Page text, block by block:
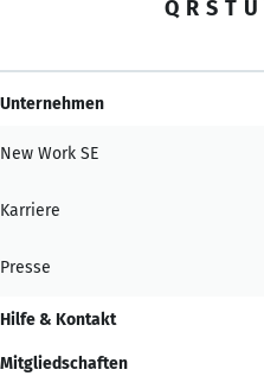
Q R S T U
Unternehmen
New Work SE
Karriere
Presse
Hilfe & Kontakt
Mitgliedschaften